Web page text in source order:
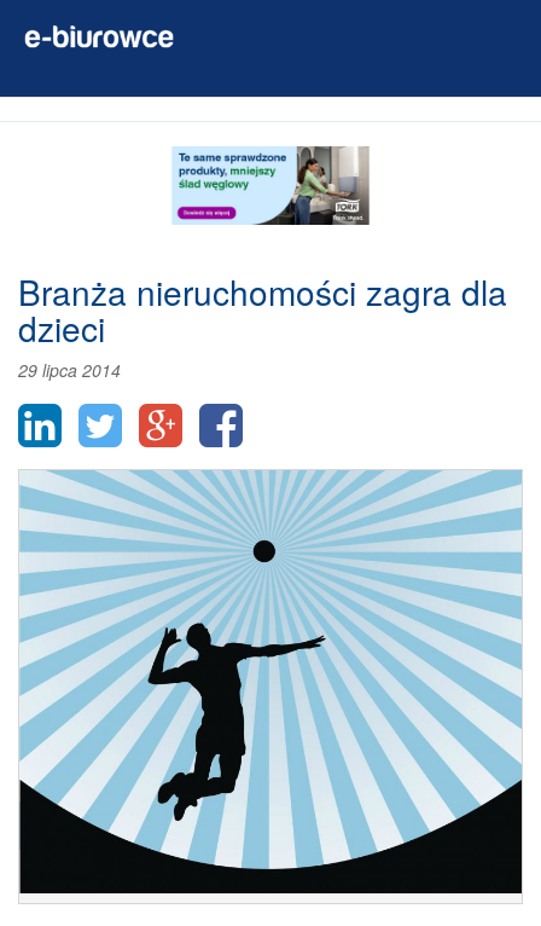
Branża nieruchomości zagra dla
dzieci
29 lipca 2014